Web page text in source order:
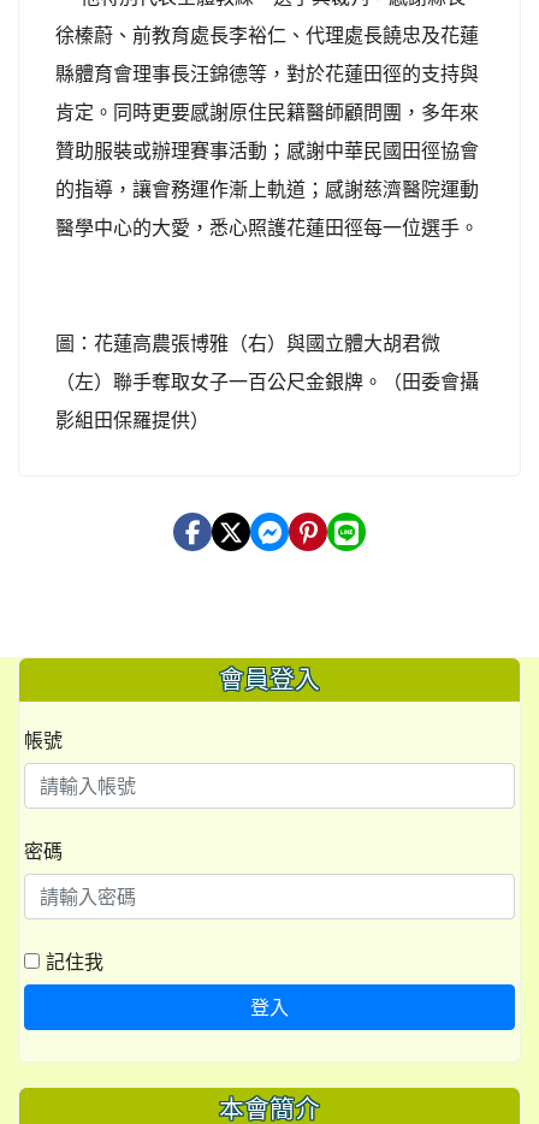
徐榛蔚、前教育處長李裕仁、代理處長饒忠及花蓮
縣體育會理事長汪錦德等，對於花蓮田徑的支持與
肯定。同時更要感謝原住民籍醫師顧問團，多年來
贊助服裝或辦理賽事活動；感謝中華民國田徑協會
的指導，讓會務運作漸上軌道；感謝慈濟醫院運動
醫學中心的大愛，悉心照護花蓮田徑每一位選手。
圖：花蓮高農張博雅（右）與國立體大胡君微
（左）聯手奪取女子一百公尺金銀牌。（田委會攝
影組田保羅提供）
會員登入
帳號
密碼
記住我
登入
本會簡介